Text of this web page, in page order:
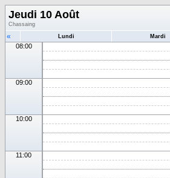
Jeudi 10 Août
Chassaing
« Lundi Mardi
08:00
09:00
10:00
11:00